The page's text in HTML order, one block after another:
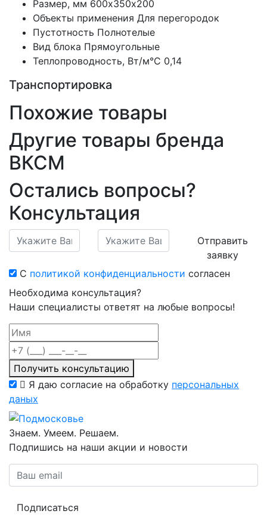
Размер, мм 600х350х200
Объекты применения Для перегородок
Пустотность Полнотелые
Вид блока Прямоугольные
Теплопроводность, Вт/м°С 0,14
Транспортировка
Похожие товары
Другие товары бренда
ВКСМ
Остались вопросы?
Консультация
Отправить
заявку
С политикой конфиденциальности согласен
Необходима консультация?
Наши специалисты ответят на любые вопросы!
Получить консультацию
Я даю согласие на обработку персональных
даных
Знаем. Умеем. Решаем.
Подпишись на наши акции и новости
Подписаться